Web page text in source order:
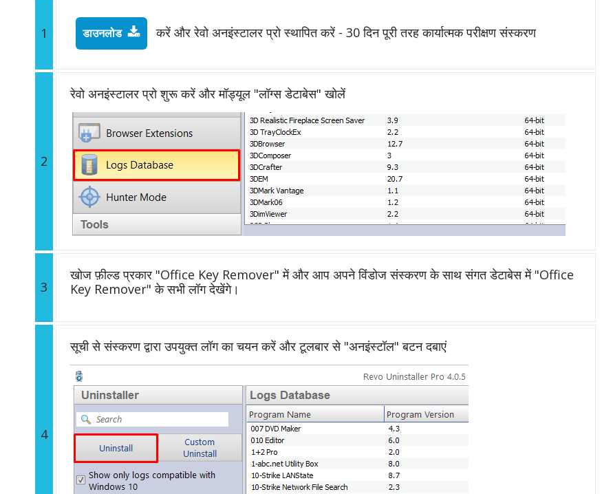
1 डाउनलोड करें और रेवो अनइंस्टालर प्रो स्थापित करें - 30 दिन पूरी तरह कार्यात्मक परीक्षण संस्करण
2
रेवो अनइंस्टालर प्रो शुरू करें और मॉड्यूल "लॉग्स डेटाबेस" खोलें
3
खोज फ़ील्ड प्रकार "Office Key Remover" में और आप अपने विंडोज संस्करण के साथ संगत डेटाबेस में "Office
Key Remover" के सभी लॉग देखेंगे।
4
सूची से संस्करण द्वारा उपयुक्त लॉग का चयन करें और टूलबार से "अनइंस्टॉल" बटन दबाएं